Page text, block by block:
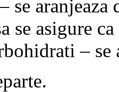
se
se asigure
– se